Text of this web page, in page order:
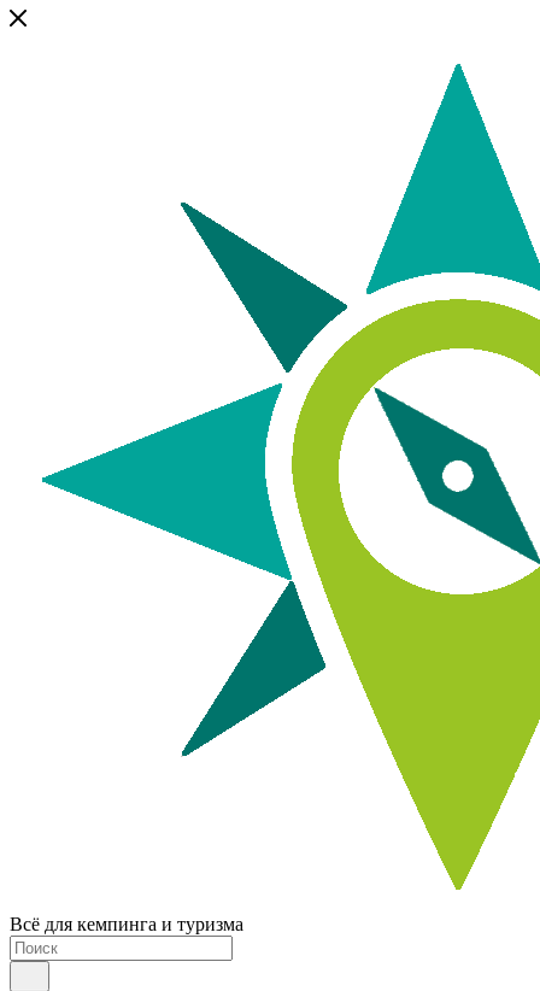
Всё для кемпинга и туризма